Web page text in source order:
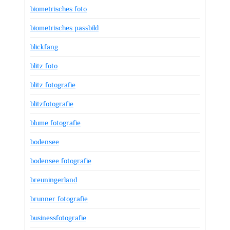
biometrisches foto
biometrisches passbild
blickfang
blitz foto
blitz fotografie
blitzfotografie
blume fotografie
bodensee
bodensee fotografie
breuningerland
brunner fotografie
businessfotografie